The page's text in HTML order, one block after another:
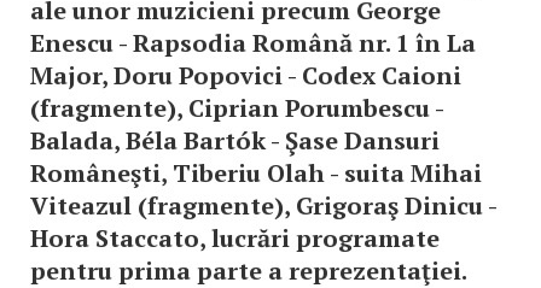
ale unor muzicieni precum George
Enescu - Rapsodia Română nr. 1 în La
Major, Doru Popovici - Codex Caioni
(fragmente), Ciprian Porumbescu -
Balada, Béla Bartók - Şase Dansuri
Româneşti, Tiberiu Olah - suita Mihai
Viteazul (fragmente), Grigoraş Dinicu -
Hora Staccato, lucrări programate
pentru prima parte a reprezentaţiei.